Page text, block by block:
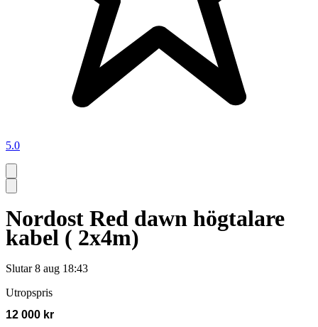
5.0
Nordost Red dawn högtalare
kabel ( 2x4m)
Slutar 8 aug 18:43
Utropspris
12 000 kr